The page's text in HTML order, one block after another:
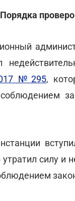
№295,
силу и